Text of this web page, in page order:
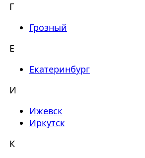
Г
Грозный
Е
Екатеринбург
И
Ижевск
Иркутск
К